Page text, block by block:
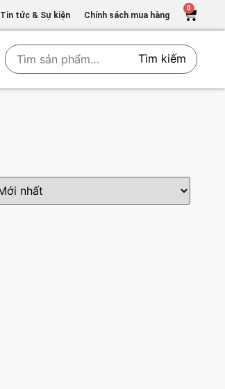
Tin tức & Sự kiện Chính sách mua hàng
0
Tìm kiếm